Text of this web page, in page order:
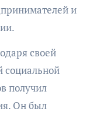
и
своей
социальной
получил
Он был